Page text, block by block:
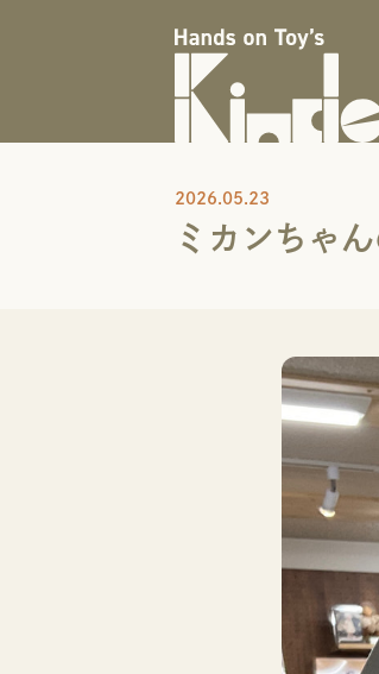
2026.05.23
ミカンちゃ